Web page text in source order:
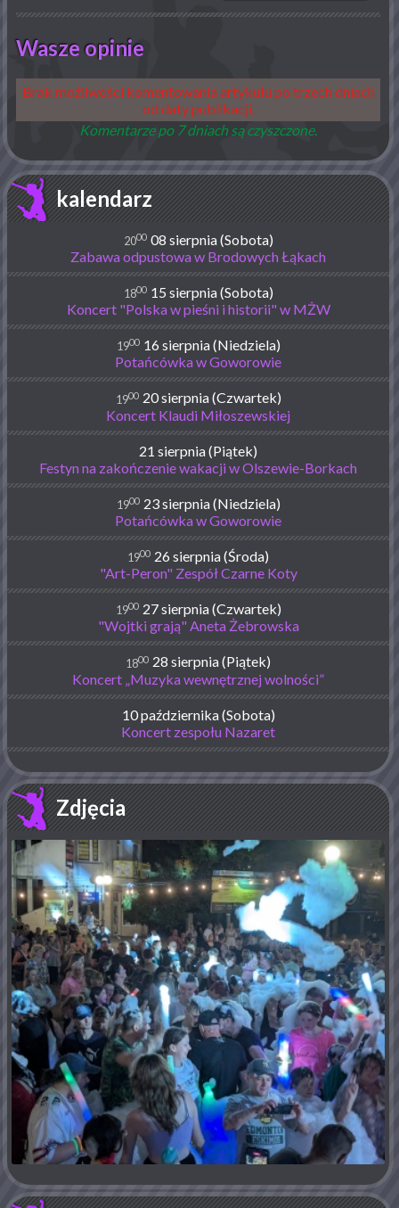
Wasze opinie
Brak możliwości komentowania artykułu po trzech dniach
od daty publikacji.
Komentarze po 7 dniach są czyszczone.
kalendarz
2000 08 sierpnia (Sobota)
Zabawa odpustowa w Brodowych Łąkach
1800 15 sierpnia (Sobota)
Koncert "Polska w pieśni i historii" w MŻW
1900 16 sierpnia (Niedziela)
Potańcówka w Goworowie
1900 20 sierpnia (Czwartek)
Koncert Klaudi Miłoszewskiej
21 sierpnia (Piątek)
Festyn na zakończenie wakacji w Olszewie-Borkach
1900 23 sierpnia (Niedziela)
Potańcówka w Goworowie
1900 26 sierpnia (Środa)
"Art-Peron" Zespół Czarne Koty
1900 27 sierpnia (Czwartek)
"Wojtki grają" Aneta Żebrowska
1800 28 sierpnia (Piątek)
Koncert „Muzyka wewnętrznej wolności”
10 października (Sobota)
Koncert zespołu Nazaret
Zdjęcia